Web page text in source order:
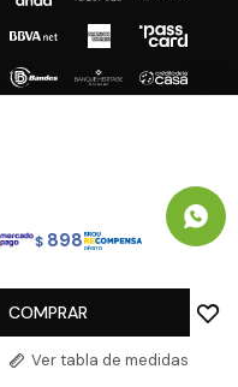
$ 898
Ver tabla de medidas
COMPRAR
Fenicio